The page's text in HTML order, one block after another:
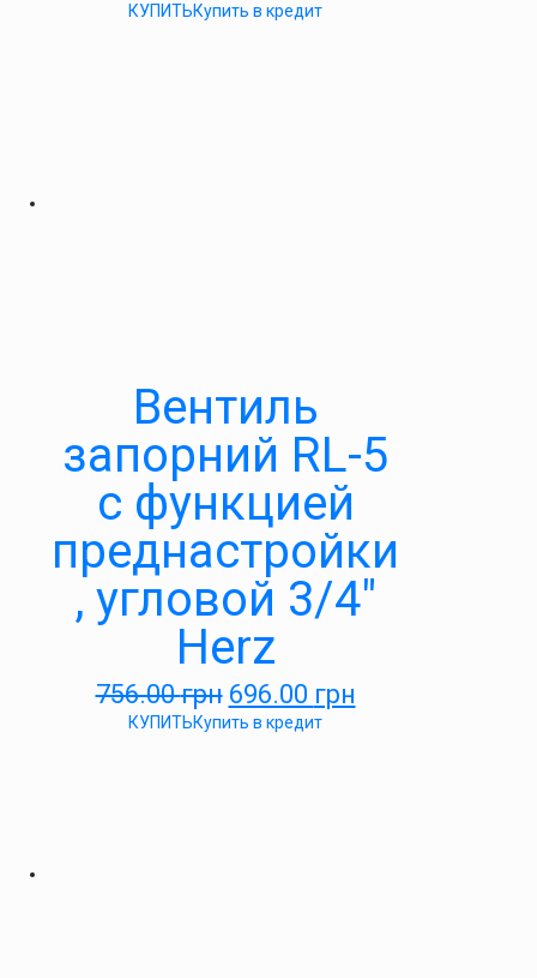
КУПИТЬКупить в кредит
Вентиль
запорний RL-5
c функцией
преднастройки
, угловой 3/4″
Herz
756.00грн 696.00 грн
КУПИТЬКупить в кредит